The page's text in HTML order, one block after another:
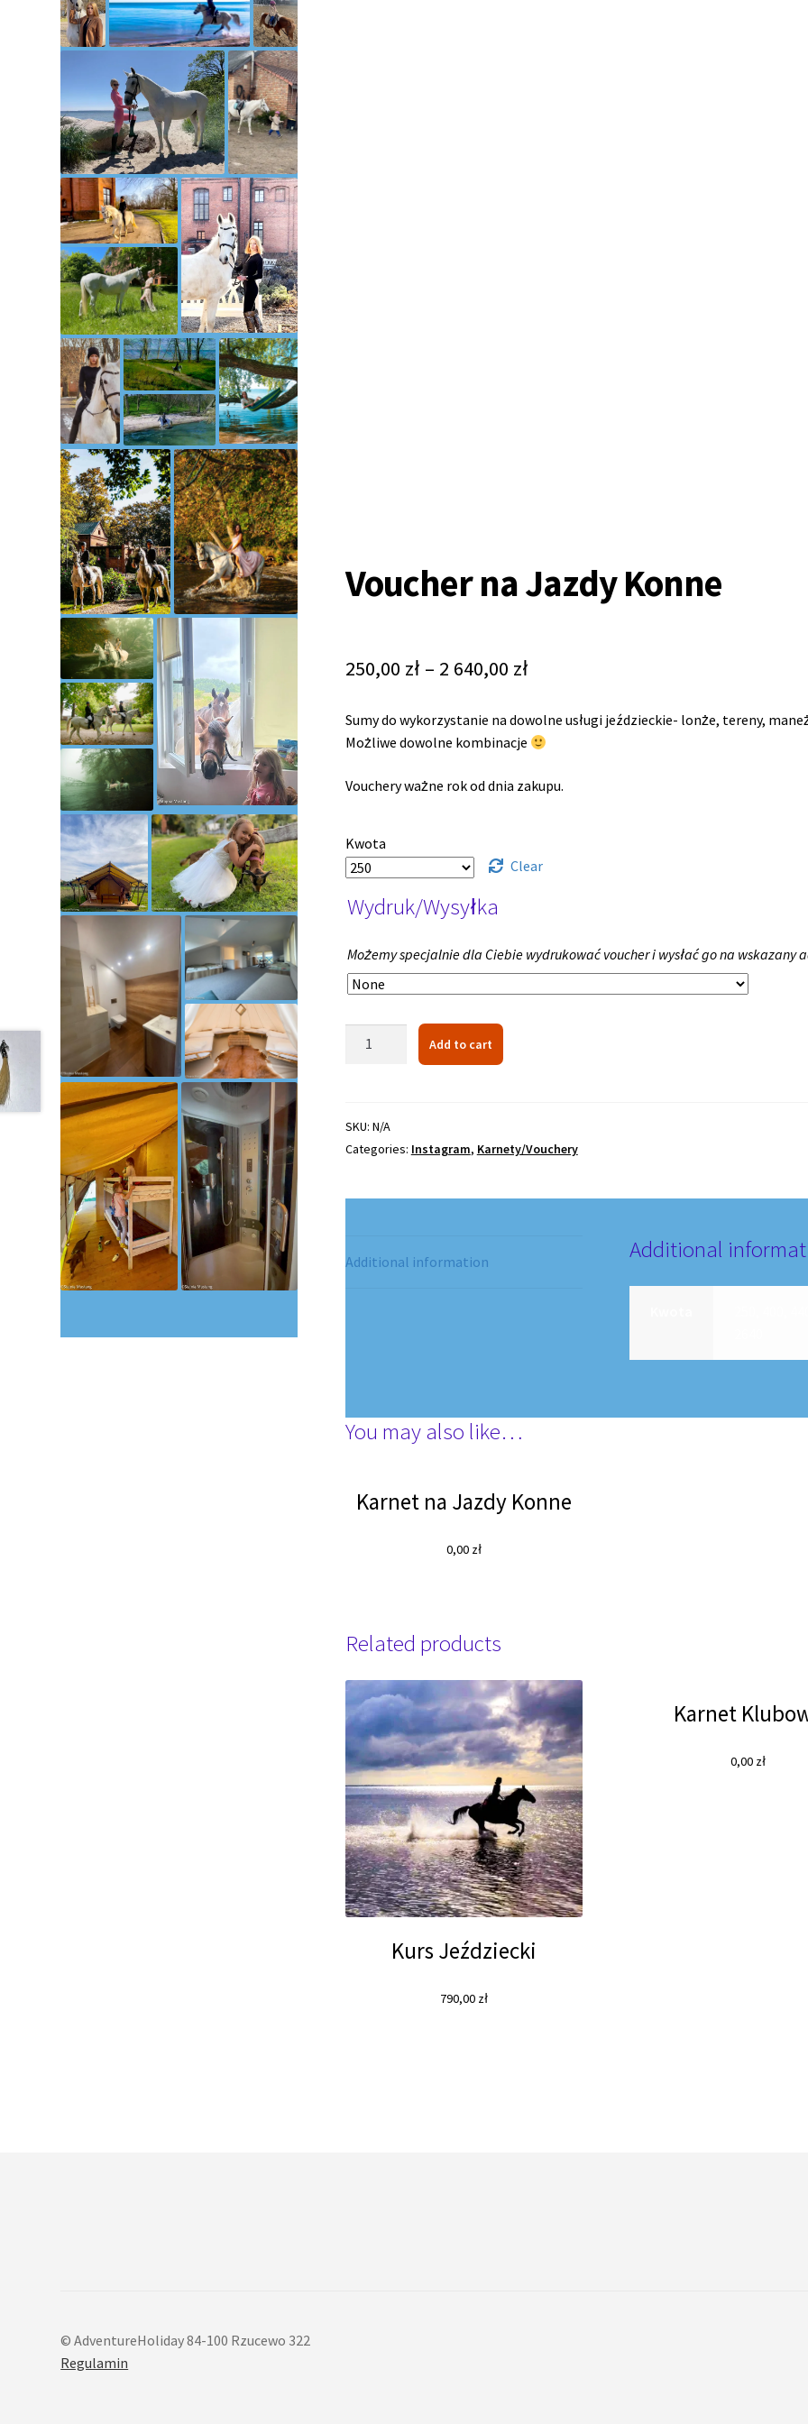
Voucher na Jazdy Konne
250,00 zł – 2 640,00 zł
Sumy do wykorzystanie na dowolne usługi jeździeckie- lonże, tereny,
Możliwe dowolne kombinacje
Vouchery ważne rok od dnia zakupu.
Kwota
Clear
Wydruk/Wysyłka
Możemy specjalnie dla Ciebie wydrukować voucher i wysłać go na wskazany
quantity
Add to cart
SKU: N/A
Categories: Instagram, Karnety/Vouchery
Additional information Additional
You may also like…
Karnet na Jazdy Konne
0,00 zł
Related products
Kurs Jeździecki
790,00 zł
Karnet
0,00 zł
© AdventureHoliday 84-100 Rzucewo 322
Regulamin